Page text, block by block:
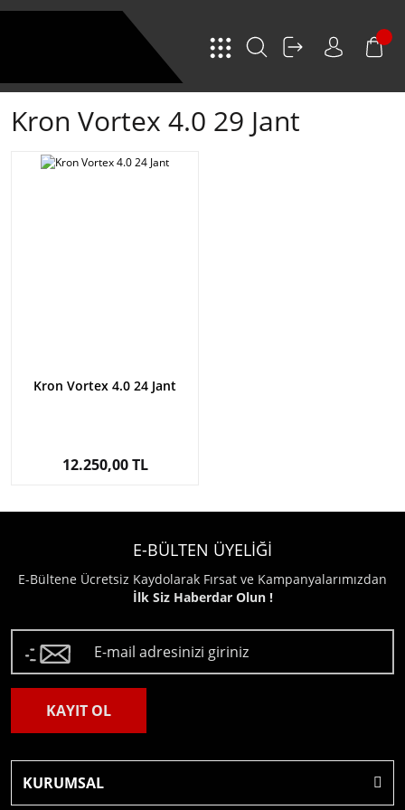
Kron Vortex 4.0 29 Jant
Kron Vortex 4.0 24 Jant
12.250,00 TL
E-BÜLTEN ÜYELİĞİ
E-Bültene Ücretsiz Kaydolarak Fırsat ve Kampanyalarımızdan
İlk Siz Haberdar Olun !
KAYIT OL
KURUMSAL